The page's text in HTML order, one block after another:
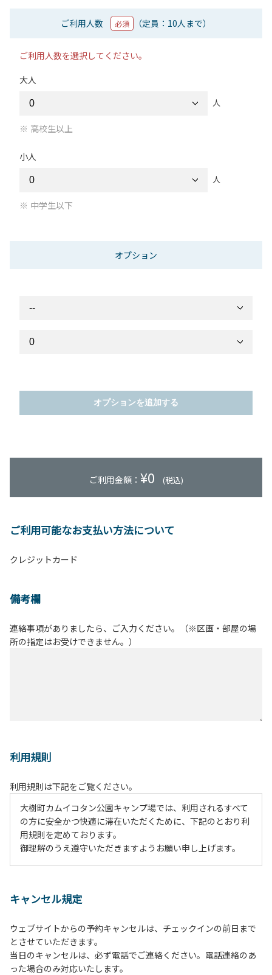
ご利用人数 必須 （定員：10人まで）
ご利用人数を選択してください。
大人
人
高校生以上
小人
人
中学生以下
オプション
オプションを追加する
ご利用金額： ¥0 (税込)
ご利用可能なお支払い方法について
クレジットカード
備考欄
連絡事項がありましたら、ご入力ください。（※区画・部屋の場
所の指定はお受けできません。）
利用規則
利用規則は下記をご覧ください。
大樹町カムイコタン公園キャンプ場では、利用されるすべて
の方に安全かつ快適に滞在いただくために、下記のとおり利
用規則を定めております。
御理解のうえ遵守いただきますようお願い申し上げます。
２、中学生以下だけでの利用はできません。高校生以上の方
３、テントサイト（多目的広場を含む。）の使用は、事前に
予約いただいた方のみで、連泊の方を除き、正午からです。
基本的に、テント1張りにつき1区画の予約をお願いします。
管理棟にてチェックインの手続きを行ってください。午後3
キャンセル規定
ウェブサイトからの予約キャンセルは、チェックインの前日まで
とさせていただきます。
当日のキャンセルは、必ず電話でご連絡ください。電話連絡のあ
った場合のみ対応いたします。